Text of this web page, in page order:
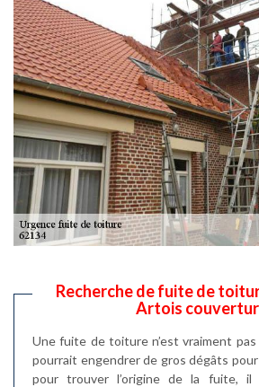
Recherche de fuite de
Artois
Une fuite de toiture n’est vraiment
pourrait engendrer de gros dégâts
pour trouver l’origine de la fuite, il